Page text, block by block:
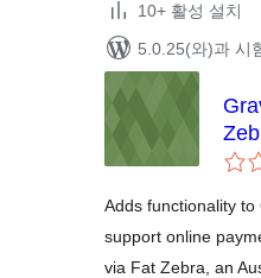
10+ 활성 설치
5.0.25(와)과 시
Adds functionality
support online
via Fat Zebra, an